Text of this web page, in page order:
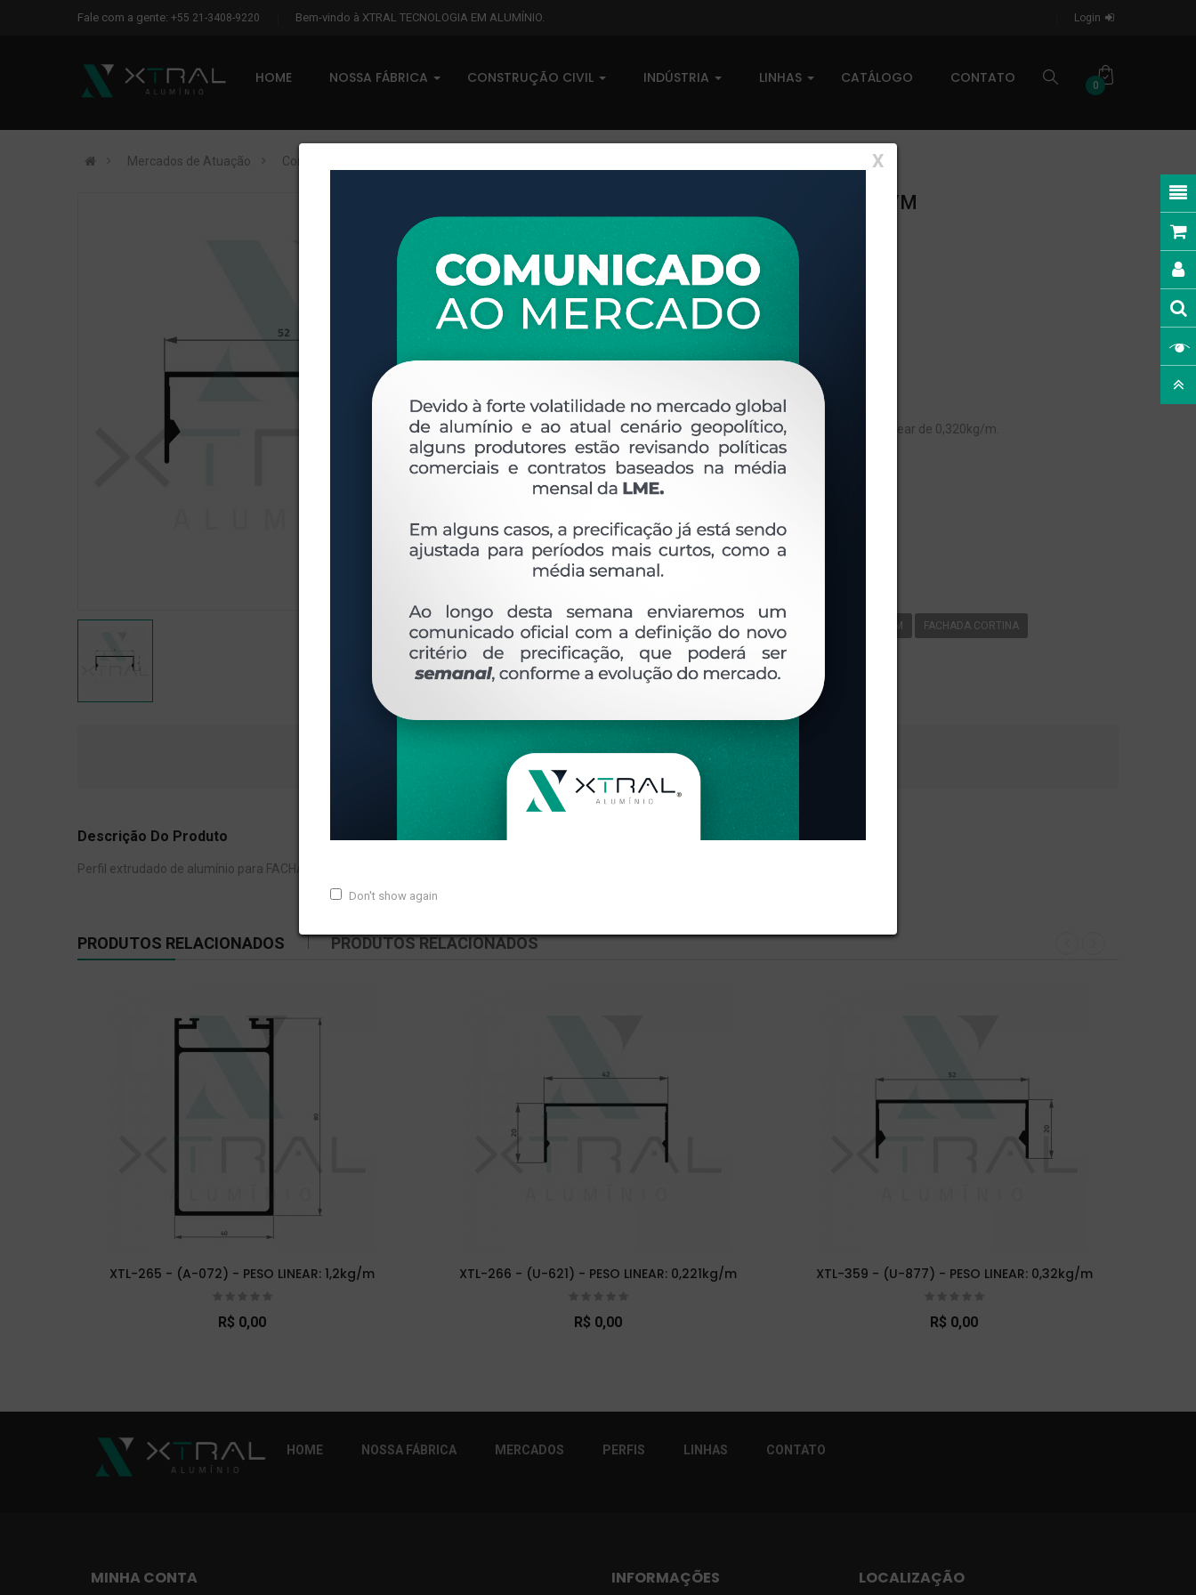
Fale com a gente: +55 21-3408-9220 Bem-vindo à XTRAL TECNOLOGIA EM ALUMÍNIO. Login
HOME NOSSA FÁBRICA CONSTRUÇÃO CIVIL INDÚSTRIA LINHAS CATÁLOGO CONTATO 0
X
Don't show again
Mercados de Atuação Construção Civil
XTL-359 - (U-877) - PESO LINEAR: 0,32kg/m
0 comentários
Disponível sob consulta
Taxas R$ 0,00
Disponibilidade:
Em estoque
OVERVIEW
Perfil extrudado de alumínio para FACHADA CORTINA, com peso linear de 0,320kg/m.
Ver perfis relacionados
Etiquetas: 359- PESO LINEAR - 0 320 KG/M U-877 320KG/M FACHADA CORTINA
DESCRIÇÃO COMENTÁRIOS (0)
Descrição Do Produto
Perfil extrudado de alumínio para FACHADA CORTINA, com peso linear de 0,320kg/m.
PRODUTOS RELACIONADOS PRODUTOS RELACIONADOS
XTL-265 - (A-072) - PESO LINEAR: 1,2kg/m
R$ 0,00
XTL-266 - (U-621) - PESO LINEAR: 0,221kg/m
R$ 0,00
XTL-359 - (U-877) - PESO LINEAR: 0,32kg/m
R$ 0,00
HOME NOSSA FÁBRICA MERCADOS PERFIS LINHAS CONTATO
MINHA CONTA INFORMAÇÕES LOCALIZAÇÃO